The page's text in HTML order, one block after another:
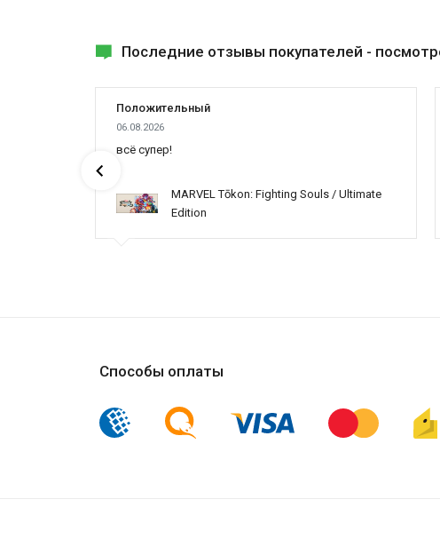
Последние отзывы покупателей -
Положительный
06.08.2026
всё супер!
MARVEL Tōkon: Fighting Souls / Ultimate
Edition
Способы оплаты